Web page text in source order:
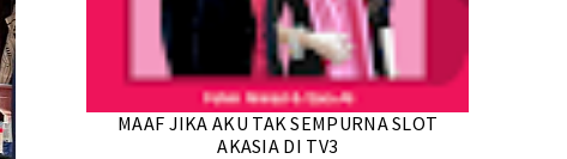
MAAF JIKA AKU TAK SEMPURNA SLOT
AKASIA DI TV3